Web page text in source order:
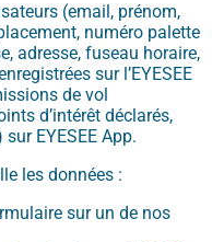
(email, prénom,
numéro palette
adresse, fuseau horaire,
sur l’EYESEE
de vol
d’intérêt déclarés,
EYESEE App.
les données :
sur un de nos